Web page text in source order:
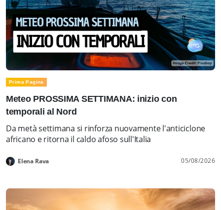
Prima Pagina
Meteo PROSSIMA SETTIMANA: inizio con
temporali al Nord
Da metà settimana si rinforza nuovamente l'anticiclone
africano e ritorna il caldo afoso sull'Italia
Elena Rava 05/08/2026